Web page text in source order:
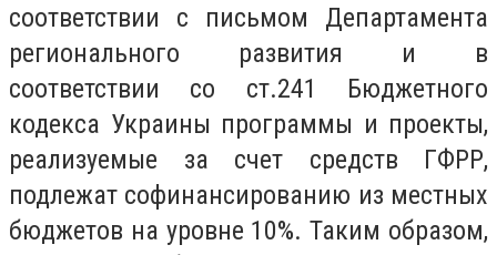
соответствии с письмом Департамента
регионального развития и в
соответствии со ст.241 Бюджетного
кодекса Украины программы и проекты,
реализуемые за счет средств ГФРР,
подлежат софинансированию из местных
бюджетов на уровне 10%. Таким образом,